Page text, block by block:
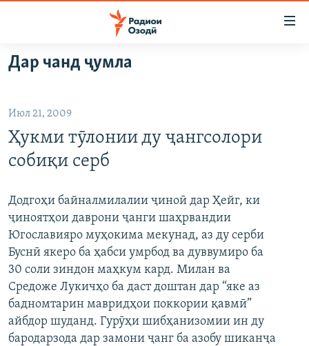
Ҷаҳиш
ба
аслӣ
ба
феҳристи
Ҷаҳиш
ба
ҷустор
ГӮШАҲО
ҚАЗИЯИ "КРОКУС"
ОСИЁИ МАРКАЗӢ
ФАРҲАНГ
МЕҲМОНИ ОЗОДӢ
ВАРЗИШ
САЛОМ, ХОҲАР
ТАҲҚИҚОТ
ҶАНГ ДАР УКРАИНА
НАЗАРИ МАРДУМ
БЛОГИСТОН
ОЗОДӢ ОНЛАЙН
ЧАНДРАСОНАӢ
ВИДЕО
НИГОРИСТОН
ГУЗОРИШҲОИ РАДИОӢ
РӮЙХАТҲО
КИТОБҲОИ ОЗОДӢ
Русский
Дар чанд ҷумла
Июл 21, 2009
Ҳукми тӯлонии ду ҷангсолори
собиқи серб
Додгоҳи байналмилалии ҷиноӣ дар Ҳейг, ки
ҷиноятҳои даврони ҷанги шаҳрвандии
Югославияро муҳокима мекунад, аз ду серби
Буснӣ якеро ба ҳабси умрбод ва дуввумиро ба
30 соли зиндон маҳкум кард. Милан ва
Средоже Лукичҳо ба даст доштан дар “яке аз
бадномтарин мавридҳои поккории қавмӣ”
айбдор шуданд. Гурӯҳи шибҳанизомии ин ду
бародарзода дар замони ҷанг ба азобу шиканҷа